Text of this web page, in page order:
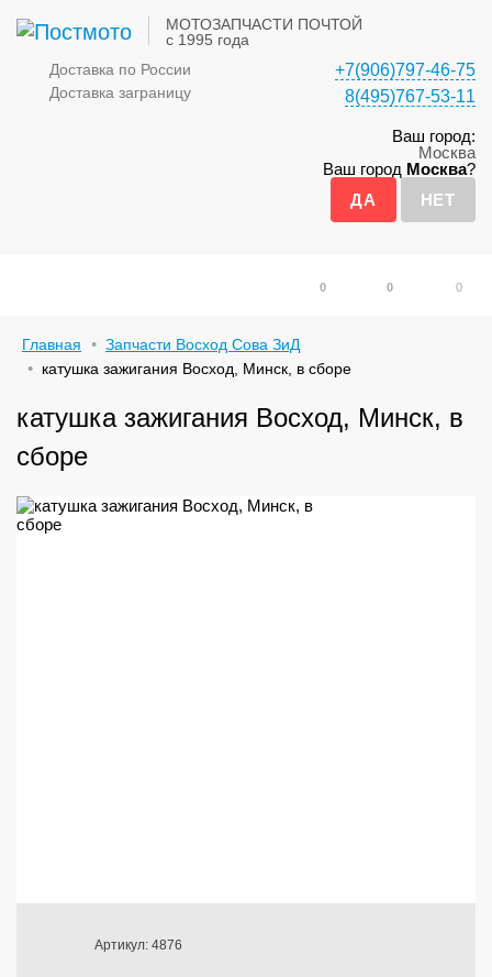
МОТОЗАПЧАСТИ ПОЧТОЙ
с 1995 года
Доставка по России
Доставка заграницу
+7(906)797-46-75
8(495)767-53-11
Ваш город:
Москва
Ваш город Москва?
0
0 0
Главная
Запчасти Восход Сова ЗиД
катушка зажигания Восход, Минск, в сборе
катушка зажигания Восход, Минск, в
сборе
Артикул: 4876